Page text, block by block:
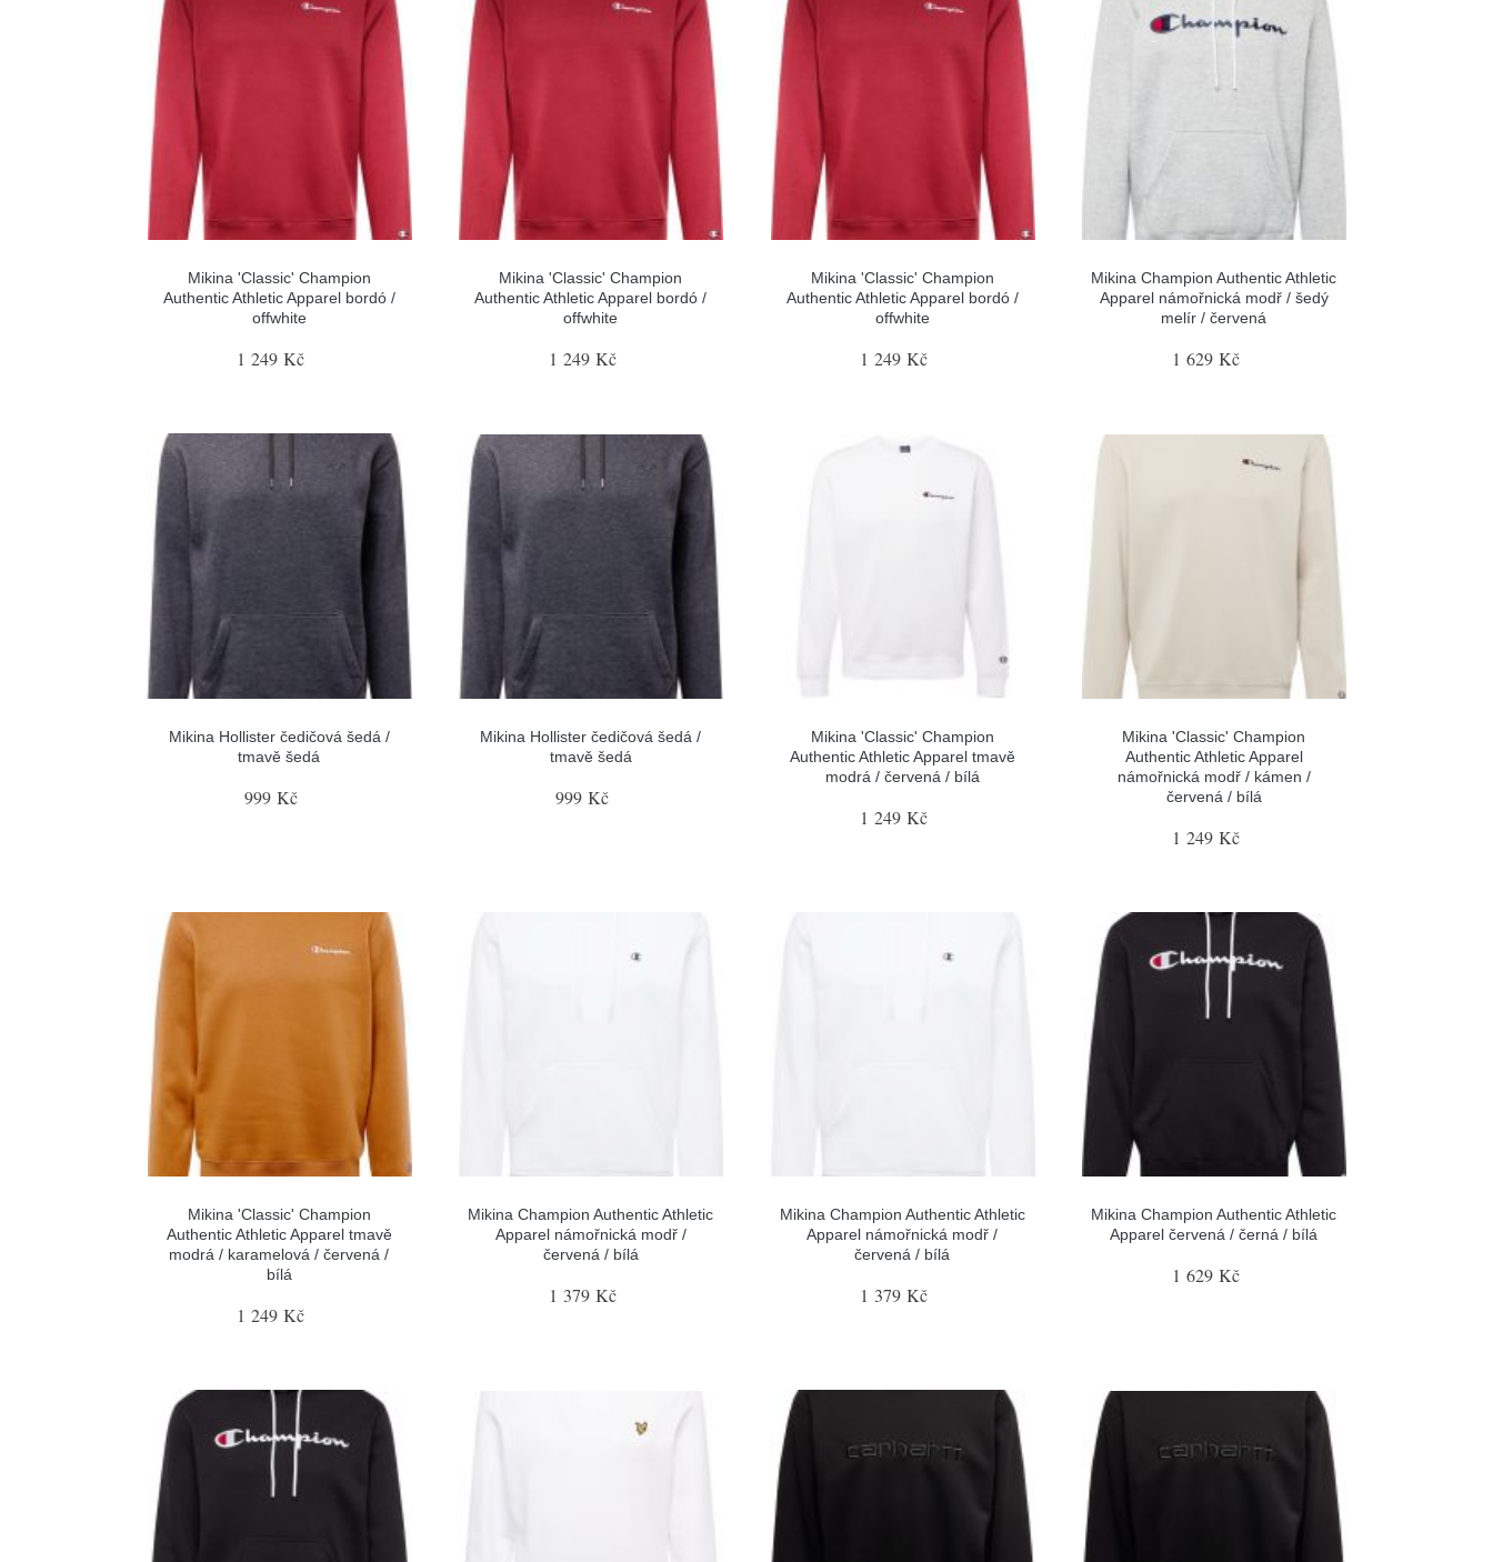
Mikina 'Classic' Champion
Authentic Athletic Apparel bordó /
offwhite
1 249 Kč
Mikina 'Classic' Champion
Authentic Athletic Apparel bordó /
offwhite
1 249 Kč
Mikina 'Classic' Champion
Authentic Athletic Apparel bordó /
offwhite
1 249 Kč
Mikina Champion Authentic Athletic
Apparel námořnická modř / šedý
melír / červená
1 629 Kč
Mikina Hollister čedičová šedá /
tmavě šedá
999 Kč
Mikina Hollister čedičová šedá /
tmavě šedá
999 Kč
Mikina 'Classic' Champion
Authentic Athletic Apparel tmavě
modrá / červená / bílá
1 249 Kč
Mikina 'Classic' Champion
Authentic Athletic Apparel
námořnická modř / kámen /
červená / bílá
1 249 Kč
Mikina 'Classic' Champion
Authentic Athletic Apparel tmavě
modrá / karamelová / červená /
bílá
1 249 Kč
Mikina Champion Authentic Athletic
Apparel námořnická modř /
červená / bílá
1 379 Kč
Mikina Champion Authentic Athletic
Apparel námořnická modř /
červená / bílá
1 379 Kč
Mikina Champion Authentic Athletic
Apparel červená / černá / bílá
1 629 Kč